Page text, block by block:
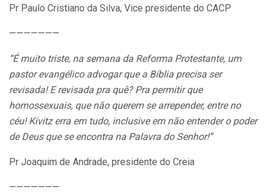
Pr Paulo Cristiano da Silva, Vice presidente do CACP
———————
“É muito triste, na semana da Reforma Protestante, um
pastor evangélico advogar que a Bíblia precisa ser
revisada! E revisada pra quê? Pra permitir que
homossexuais, que não querem se arrepender, entre no
céu! Kivitz erra em tudo, inclusive em não entender o poder
de Deus que se encontra na Palavra do Senhor!”
Pr Joaquim de Andrade, presidente do Creia
———————